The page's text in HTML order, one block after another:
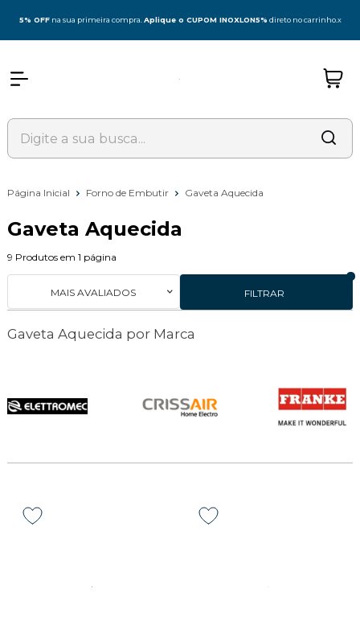
5% OFF na sua primeira compra.Aplique o CUPOM INOXLON5% direto no carrinho.x
Página Inicial Forno de Embutir Gaveta Aquecida
Gaveta Aquecida
9 Produtos em 1 página
FILTRAR
MAIS AVALIADOS
Gaveta Aquecida por Marca